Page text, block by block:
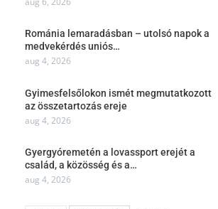
Románia lemaradásban – utolsó napok a
medvekérdés uniós…
aug 4, 2026
Gyimesfelsőlokon ismét megmutatkozott
az összetartozás ereje
aug 4, 2026
Gyergyóremetén a lovassport erejét a
család, a közösség és a…
aug 4, 2026